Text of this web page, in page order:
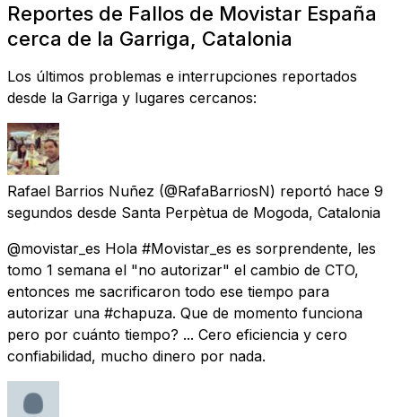
Reportes de Fallos de Movistar España
cerca de la Garriga, Catalonia
Los últimos problemas e interrupciones reportados
desde la Garriga y lugares cercanos:
Rafael Barrios Nuñez (@RafaBarriosN) reportó hace 9
segundos desde Santa Perpètua de Mogoda, Catalonia
@movistar_es Hola #Movistar_es es sorprendente, les
tomo 1 semana el "no autorizar" el cambio de CTO,
entonces me sacrificaron todo ese tiempo para
autorizar una #chapuza. Que de momento funciona
pero por cuánto tiempo? ... Cero eficiencia y cero
confiabilidad, mucho dinero por nada.